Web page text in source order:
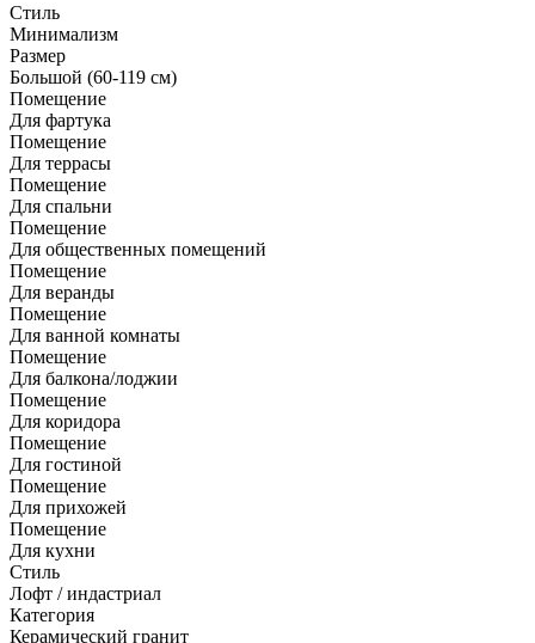
Стиль
Минимализм
Размер
Большой (60-119 см)
Помещение
Для фартука
Помещение
Для террасы
Помещение
Для спальни
Помещение
Для общественных помещений
Помещение
Для веранды
Помещение
Для ванной комнаты
Помещение
Для балкона/лоджии
Помещение
Для коридора
Помещение
Для гостиной
Помещение
Для прихожей
Помещение
Для кухни
Стиль
Лофт / индастриал
Категория
Керамический гранит